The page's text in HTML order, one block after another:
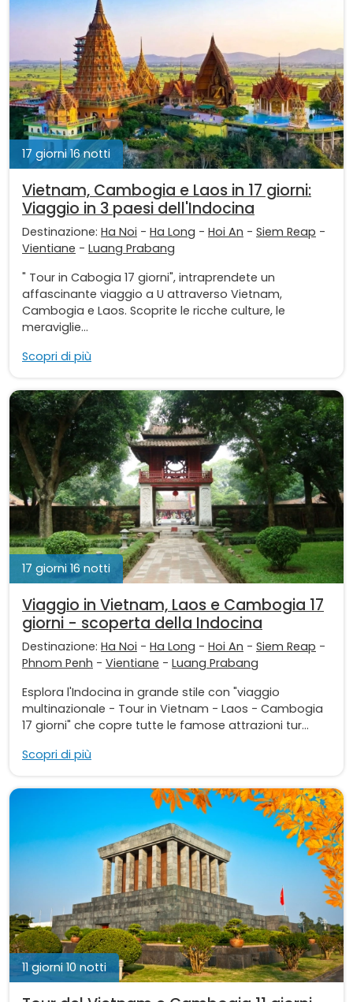
17 giorni 16 notti
Vietnam, Cambogia e Laos in 17 giorni:
Viaggio in 3 paesi dell'Indocina
Destinazione: Ha Noi - Ha Long - Hoi An - Siem Reap -
Vientiane - Luang Prabang
" Tour in Cabogia 17 giorni", intraprendete un
affascinante viaggio a U attraverso Vietnam,
Cambogia e Laos. Scoprite le ricche culture, le
meraviglie...
Scopri di più
17 giorni 16 notti
Viaggio in Vietnam, Laos e Cambogia 17
giorni - scoperta della Indocina
Destinazione: Ha Noi - Ha Long - Hoi An - Siem Reap -
Phnom Penh - Vientiane - Luang Prabang
Esplora l'Indocina in grande stile con "viaggio
multinazionale - Tour in Vietnam - Laos - Cambogia
17 giorni" che copre tutte le famose attrazioni tur...
Scopri di più
11 giorni 10 notti